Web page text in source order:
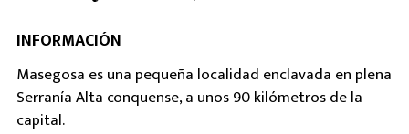
INFORMACIÓN
Masegosa es una pequeña localidad enclavada en plena
Serranía Alta conquense, a unos 90 kilómetros de la
capital.